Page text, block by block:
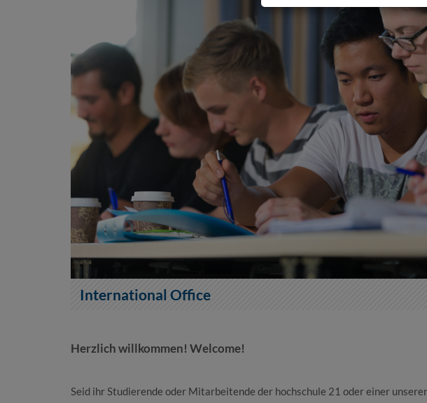
International Office
Herzlich willkommen! Welcome!
Seid ihr Studierende oder Mitarbeitende der hochschule 21 oder einer